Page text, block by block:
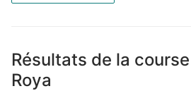
Résultats de la
Roya